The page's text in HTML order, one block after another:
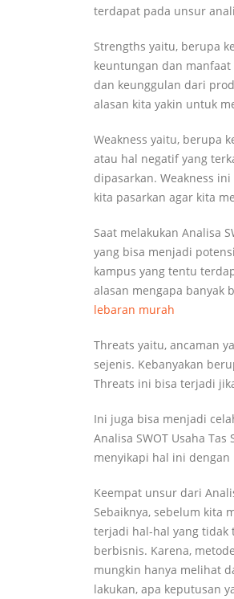
terdapat pada unsur
Strengths yaitu, berupa
keuntungan dan
dan keunggulan dari
alasan kita yakin untuk
Weakness yaitu, berupa
atau hal negatif yang
dipasarkan. Weakness
kita pasarkan agar kita
Saat melakukan Analisa
yang bisa menjadi
kampus yang tentu
alasan mengapa banyak
lebaran murah
Threats yaitu, ancaman
sejenis. Kebanyakan
Threats ini bisa terjadi
Ini juga bisa menjadi
Analisa SWOT Usaha
menyikapi hal ini
Keempat unsur dari
Sebaiknya, sebelum kita
terjadi hal-hal yang tidak
berbisnis. Karena,
mungkin hanya melihat
lakukan, apa keputusan